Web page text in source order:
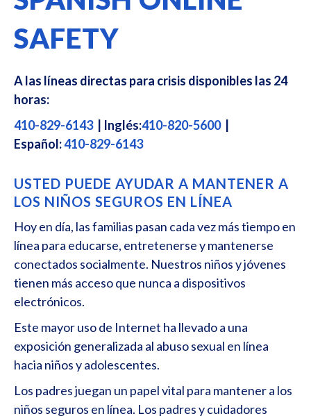
SAFETY
A las líneas directas para crisis disponibles las 24
horas:
410-829-6143| Inglés:410-820-5600|
Español:410-829-6143
USTED PUEDE AYUDAR A MANTENER A
LOS NIÑOS SEGUROS EN LÍNEA
Hoy en día, las familias pasan cada vez más tiempo en
línea para educarse, entretenerse y mantenerse
conectados socialmente. Nuestros niños y jóvenes
tienen más acceso que nunca a dispositivos
electrónicos.
Este mayor uso de Internet ha llevado a una
exposición generalizada al abuso sexual en línea
hacia niños y adolescentes.
Los padres juegan un papel vital para mantener a los
niños seguros en línea. Los padres y cuidadores